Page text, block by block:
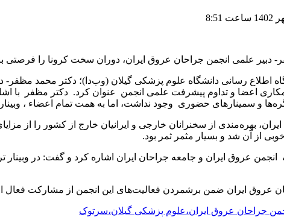
علمی انجمن جراحان عروق ایران، دوران سخت کرونا را فرصتی
اطلاع رسانی دانشگاه علوم پزشکی گیلان (وب‌دا)؛ دکتر محمد مظفر-
اعضا و تداوم پیشرفت علمی انجمن عنوان کرد. دکتر مظفر با
و سمینارهای حضوری وجود نداشت، اما به همت تمام اعضاء ،
بهره‌مندی از سخنرانان خارجی و ایرانیان خارج از کشور را از
خوبی از آن شد و بسیار مثمر ثمر بود.
انجمن عروق ایران و جامعه جراحان ایران اشاره کرد و گفت: در
عروق ایران ضمن برشمردن فعالیت‌های این انجمن از مشارکت فعال
جراحان عروق ایران،علوم پزشکی گیلان،سرتوک